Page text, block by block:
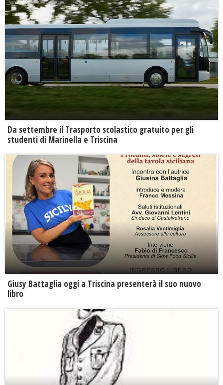
Da settembre il Trasporto scolastico gratuito per gli
studenti di Marinella e Triscina
Giusy Battaglia oggi a Triscina presenterà il suo nuovo
libro